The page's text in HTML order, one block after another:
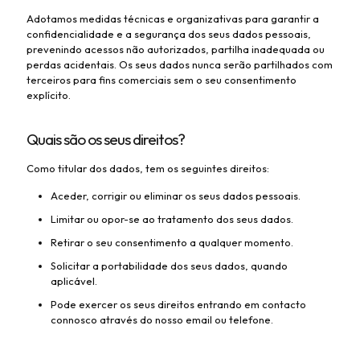
Adotamos medidas técnicas e organizativas para garantir a
confidencialidade e a segurança dos seus dados pessoais,
prevenindo acessos não autorizados, partilha inadequada ou
perdas acidentais. Os seus dados nunca serão partilhados com
terceiros para fins comerciais sem o seu consentimento
explícito.
Quais são os seus direitos?
Como titular dos dados, tem os seguintes direitos:
Aceder, corrigir ou eliminar os seus dados pessoais.
Limitar ou opor-se ao tratamento dos seus dados.
Retirar o seu consentimento a qualquer momento.
Solicitar a portabilidade dos seus dados, quando
aplicável.
Pode exercer os seus direitos entrando em contacto
connosco através do nosso email ou telefone.